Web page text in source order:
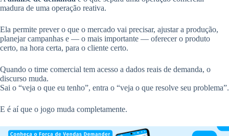
madura de uma operação reativa.
Ela permite prever o que o mercado vai precisar, ajustar a produção,
planejar campanhas e — o mais importante — oferecer o produto
certo, na hora certa, para o cliente certo.
Quando o time comercial tem acesso a dados reais de demanda, o
discurso muda.
Sai o “veja o que eu tenho”, entra o “veja o que resolve seu problema”.
E é aí que o jogo muda completamente.